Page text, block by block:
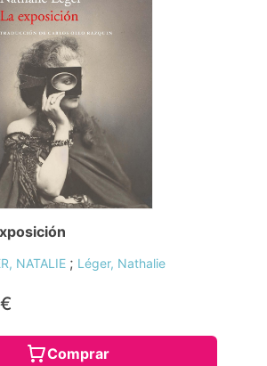
NATALIE ; Léger, Nathalie
Comprar